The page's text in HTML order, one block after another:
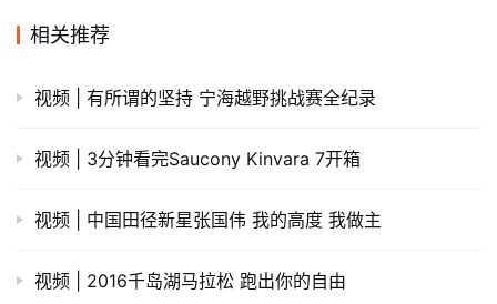
动
相关推荐
视频 | 有所谓的坚持 宁海越野挑战赛全纪录
视频 | 3分钟看完Saucony Kinvara 7开箱
视频 | 中国田径新星张国伟 我的高度 我做主
视频 | 2016千岛湖马拉松 跑出你的自由